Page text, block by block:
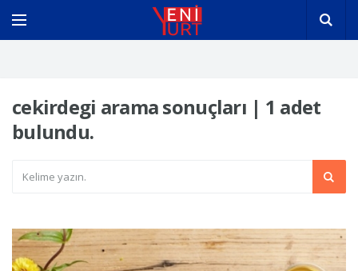
cekirdegi arama sonuçları | 1 adet
bulundu.